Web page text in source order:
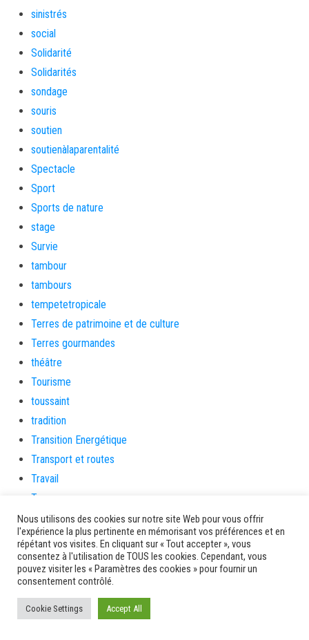
sinistrés
social
Solidarité
Solidarités
sondage
souris
soutien
soutienàlaparentalité
Spectacle
Sport
Sports de nature
stage
Survie
tambour
tambours
tempetetropicale
Terres de patrimoine et de culture
Terres gourmandes
théâtre
Tourisme
toussaint
tradition
Transition Energétique
Transport et routes
Travail
Travaux
Travaux THD
travaux utiles
TSUNAMI
TZCLD
uncategorized
Venir en Martinique
Nous utilisons des cookies sur notre site Web pour vous offrir
l'expérience la plus pertinente en mémorisant vos préférences et en
répétant vos visites. En cliquant sur « Tout accepter », vous
consentez à l'utilisation de TOUS les cookies. Cependant, vous
pouvez visiter les « Paramètres des cookies » pour fournir un
consentement contrôlé.
Cookie Settings Accept All